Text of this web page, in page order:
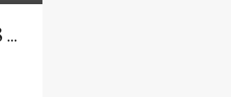
8155 Boul. Leduc, app. 408 Brossard J4Y 0N9